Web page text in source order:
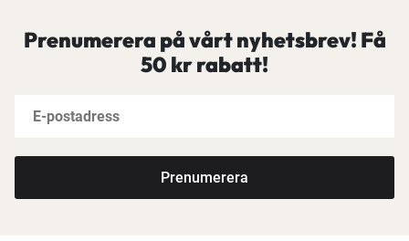
Prenumerera på vårt nyhetsbrev! Få
50 kr rabatt!
Prenumerera